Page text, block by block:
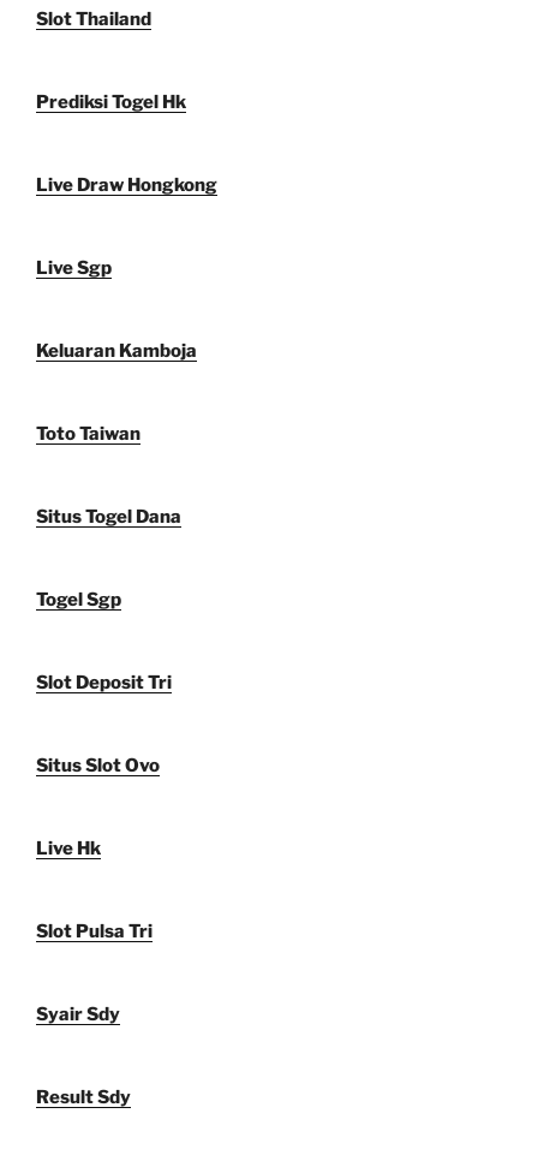
Slot Thailand
Prediksi Togel Hk
Live Draw Hongkong
Live Sgp
Keluaran Kamboja
Toto Taiwan
Situs Togel Dana
Togel Sgp
Slot Deposit Tri
Situs Slot Ovo
Live Hk
Slot Pulsa Tri
Syair Sdy
Result Sdy